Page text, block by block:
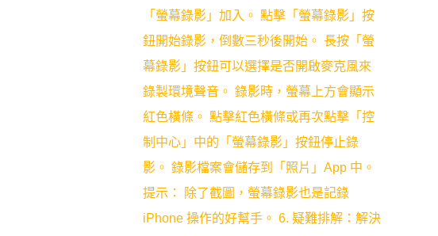
「螢幕錄影」加入。 點擊「螢幕錄影」按
鈕開始錄影，倒數三秒後開始。 長按「螢
幕錄影」按鈕可以選擇是否開啟麥克風來
錄製環境聲音。 錄影時，螢幕上方會顯示
紅色橫條。 點擊紅色橫條或再次點擊「控
制中心」中的「螢幕錄影」按鈕停止錄
影。 錄影檔案會儲存到「照片」App 中。
提示： 除了截圖，螢幕錄影也是記錄
iPhone 操作的好幫手。 6. 疑難排解：解決